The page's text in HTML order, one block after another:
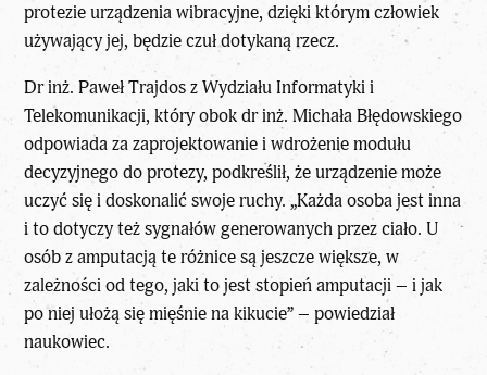
protezie urządzenia wibracyjne, dzięki którym człowiek
używający jej, będzie czuł dotykaną rzecz.
Dr inż. Paweł Trajdos z Wydziału Informatyki i
Telekomunikacji, który obok dr inż. Michała Błędowskiego
odpowiada za zaprojektowanie i wdrożenie modułu
decyzyjnego do protezy, podkreślił, że urządzenie może
uczyć się i doskonalić swoje ruchy. „Każda osoba jest inna
i to dotyczy też sygnałów generowanych przez ciało. U
osób z amputacją te różnice są jeszcze większe, w
zależności od tego, jaki to jest stopień amputacji – i jak
po niej ułożą się mięśnie na kikucie” – powiedział
naukowiec.